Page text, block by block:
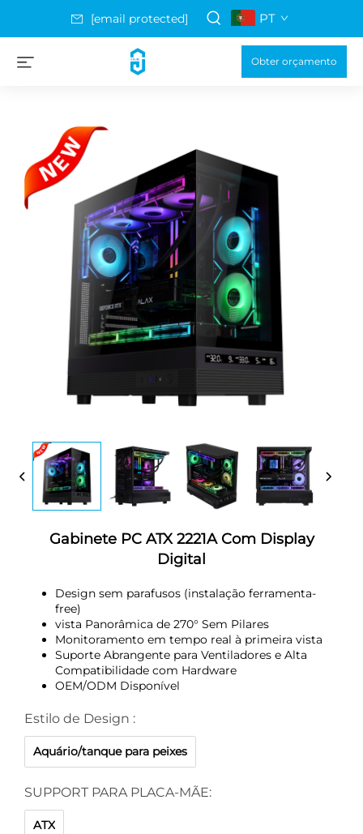
[email protected] PT
Obter orçamento
Gabinete PC ATX 2221A Com Display
Digital
Design sem parafusos (instalação ferramenta-
free)
vista Panorâmica de 270° Sem Pilares
Monitoramento em tempo real à primeira vista
Suporte Abrangente para Ventiladores e Alta
Compatibilidade com Hardware
OEM/ODM Disponível
Estilo de Design :
Aquário/tanque para peixes
SUPPORT PARA PLACA-MÃE:
ATX